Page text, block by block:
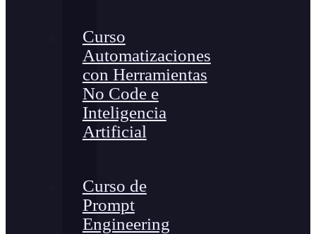
Curso
Automatizaciones
con Herramientas
No Code e
Inteligencia
Artificial
Curso de
Prompt
Engineering